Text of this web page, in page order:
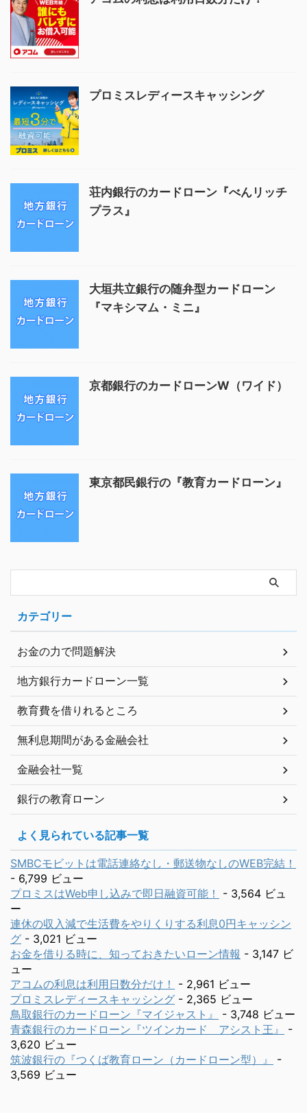
プロミスレディースキャッシング
荘内銀行のカードローン『べんリッチ
プラス』
大垣共立銀行の随弁型カードローン
『マキシマム・ミニ』
京都銀行のカードローンW（ワイド）
東京都民銀行の『教育カードローン』
カテゴリー
お金の力で問題解決
地方銀行カードローン一覧
教育費を借りれるところ
無利息期間がある金融会社
金融会社一覧
銀行の教育ローン
よく見られている記事一覧
SMBCモビットは電話連絡なし・郵送物なしのWEB完結！
- 6,799 ビュー
プロミスはWeb申し込みで即日融資可能！
- 3,564 ビュ
ー
連休の収入減で生活費をやりくりする利息0円キャッシン
グ - 3,021 ビュー
お金を借りる時に、知っておきたいローン情報 - 3,147 ビ
ュー
アコムの利息は利用日数分だけ！
- 2,961 ビュー
プロミスレディースキャッシング - 2,365 ビュー
鳥取銀行のカードローン『マイジャスト』
- 3,748 ビュー
青森銀行のカードローン『ツインカード アシスト王』
-
3,620 ビュー
筑波銀行の『つくば教育ローン（カードローン型）』
-
3,569 ビュー